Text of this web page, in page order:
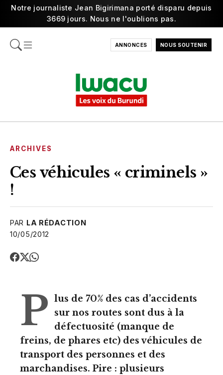
Notre journaliste Jean Bigirimana porté disparu depuis
3669 jours. Nous ne l'oublions pas.
ANNONCES NOUS SOUTENIR
ARCHIVES
Ces véhicules « criminels »
!
PAR LA RÉDACTION
10/05/2012
P lus de 70% des cas d’accidents
sur nos routes sont dus à la
défectuosité (manque de
freins, de phares etc) des véhicules de
transport des personnes et des
marchandises. Pire : plusieurs